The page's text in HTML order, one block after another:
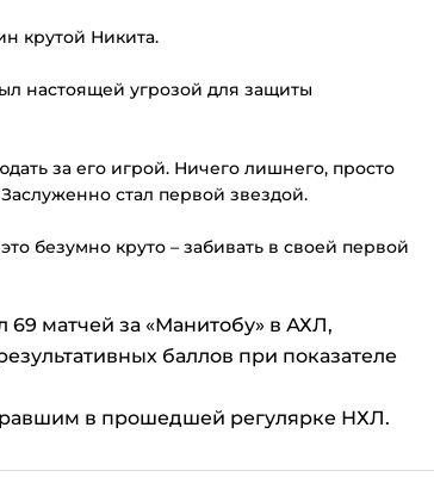
крутой Никита.
настоящей угрозой для защиты
за его игрой. Ничего лишнего, просто
стал первой звездой.
безумно круто – забивать в своей первой
матчей за «Манитобу» в АХЛ,
баллов при показателе
в прошедшей регулярке НХЛ.